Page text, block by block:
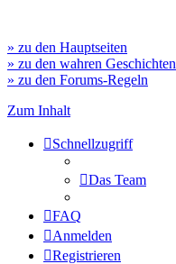
» zu den Hauptseiten
» zu den wahren Geschichten
» zu den Forums-Regeln
Zum Inhalt
Schnellzugriff
Das Team
FAQ
Anmelden
Registrieren